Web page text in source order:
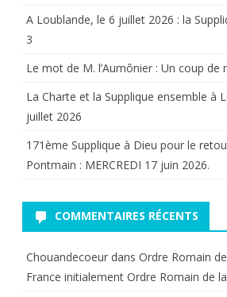
A Loublande, le 6 juillet 2026 : la
3
Le mot de M. l’Aumônier : Un coup de
La Charte et la Supplique ensemble à
juillet 2026
171ème Supplique à Dieu pour le
Pontmain : MERCREDI 17 juin 2026.
COMMENTAIRES RÉCENTS
Chouandecoeur dans Ordre Romain
France initialement Ordre Romain de